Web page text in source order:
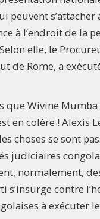
s’attacher
à l’endroit de la
elle, le
de Rome, a
que Wivine
en colère ! Alexis
choses se sont
judiciaires
normalement,
contre
à exécuter